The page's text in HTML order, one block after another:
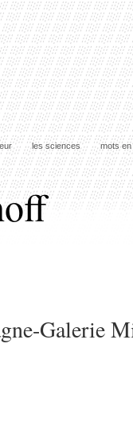
les sciences mots
Galerie